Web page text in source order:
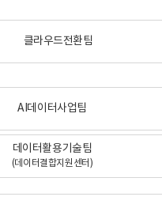
클라우드전환팀
AI데이터사업팀
데이터활용기술팀
(데이터결합지원센터)